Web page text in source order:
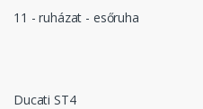
11 - ruházat - esőruha
Ducati ST4